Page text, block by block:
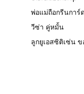
พ่อแม่ถือกรีนการ์
วีซ่า คู่หมั้น
ลูกยูเอสซิติเซ่น